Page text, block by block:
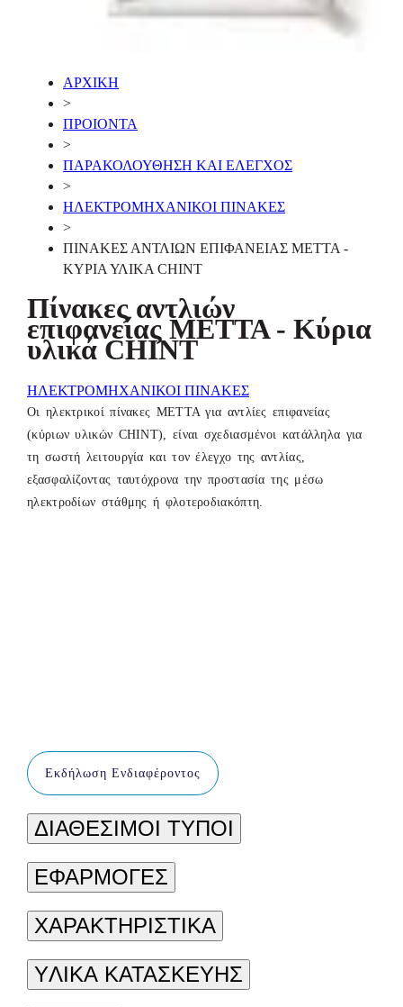
ΑΡΧΙΚΗ
>
ΠΡΟΙΟΝΤΑ
>
ΠΑΡΑΚΟΛΟΥΘΗΣΗ ΚΑΙ ΕΛΕΓΧΟΣ
>
ΗΛΕΚΤΡΟΜΗΧΑΝΙΚΟΙ ΠΙΝΑΚΕΣ
>
ΠΙΝΑΚΕΣ ΑΝΤΛΙΩΝ ΕΠΙΦΑΝΕΙΑΣ ΜΕΤΤΑ -
ΚΥΡΙΑ ΥΛΙΚΑ CHINT
Πίνακες αντλιών
επιφανείας ΜΕΤΤΑ - Κύρια
υλικά CHINT
ΗΛΕΚΤΡΟΜΗΧΑΝΙΚΟΙ ΠΙΝΑΚΕΣ
Οι ηλεκτρικοί πίνακες ΜΕΤΤΑ για αντλίες επιφανείας
(κύριων υλικών CHINT), είναι σχεδιασμένοι κατάλληλα για
τη σωστή λειτουργία και τον έλεγχο της αντλίας,
εξασφαλίζοντας ταυτόχρονα την προστασία της μέσω
ηλεκτροδίων στάθμης ή φλοτεροδιακόπτη.
Εκδήλωση Ενδιαφέροντος
ΔΙΑΘΕΣΙΜΟΙ ΤΥΠΟΙ
ΕΦΑΡΜΟΓΕΣ
ΧΑΡΑΚΤΗΡΙΣΤΙΚΑ
YΛΙΚΑ ΚΑΤΑΣΚΕΥΗΣ